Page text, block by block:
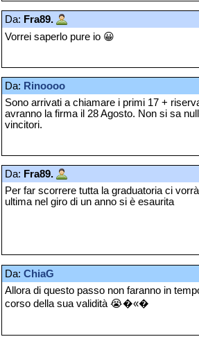
Da: Fra89.
Vorrei saperlo pure io 😀
Da: Rinoooo
Sono arrivati a chiamare i primi 17 +
avranno la firma il 28 Agosto. Non si sa
vincitori.
Da: Fra89.
Per far scorrere tutta la graduatoria ci
ultima nel giro di un anno si è esaurita
Da: ChiaG
Allora di questo passo non faranno in
corso della sua validità 😭�«�